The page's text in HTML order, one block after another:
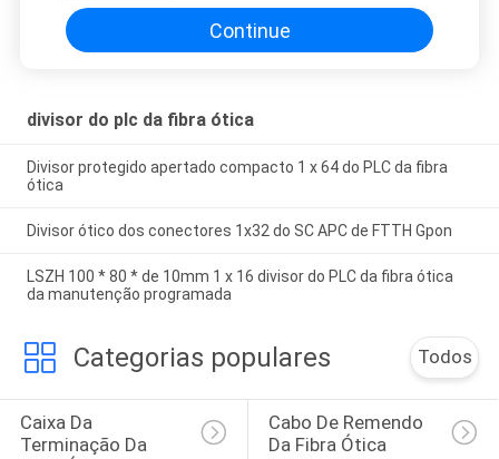
Continue
divisor do plc da fibra ótica
Divisor protegido apertado compacto 1 x 64 do PLC da fibra
ótica
Divisor ótico dos conectores 1x32 do SC APC de FTTH Gpon
LSZH 100 * 80 * de 10mm 1 x 16 divisor do PLC da fibra ótica
da manutenção programada
Categorias populares Todos
Caixa Da
Terminação Da
Cabo De Remendo
Da Fibra Ótica